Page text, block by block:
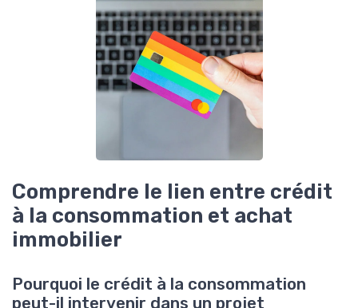
Comprendre le lien entre crédit
à la consommation et achat
immobilier
Pourquoi le crédit à la consommation
peut-il intervenir dans un projet